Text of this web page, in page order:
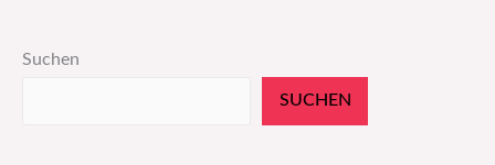
Suchen
SUCHEN